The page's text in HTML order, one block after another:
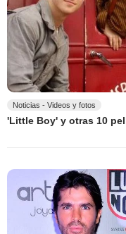
Noticias - Videos y fotos
'Little Boy' y otras 10